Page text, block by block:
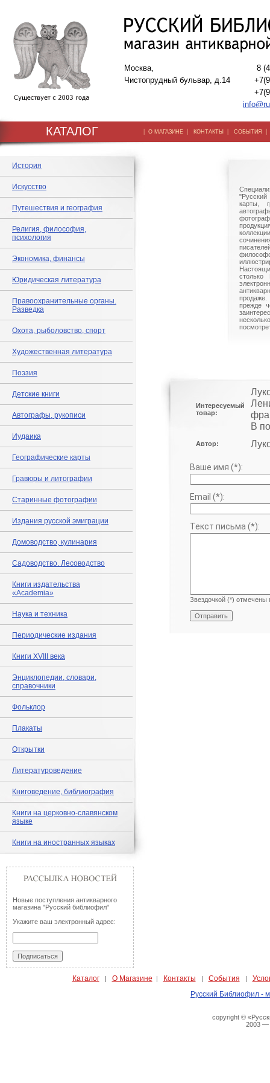
Москва,
Чистопрудный бульвар, д.14
8
КАТАЛОГ | О МАГАЗИНЕ | КОНТАКТЫ | СОБЫТИЯ
История
Искусство
Путешествия и география
Религия, философия,
психология
Экономика, финансы
Юридическая литература
Правоохранительные органы.
Разведка
Охота, рыболовство, спорт
Художественная литература
Поэзия
Детские книги
Автографы, рукописи
Иудаика
Географические карты
Гравюры и литографии
Старинные фотографии
Издания русской эмиграции
Домоводство, кулинария
Садоводство. Лесоводство
Книги издательства
«Academia»
Наука и техника
Периодические издания
Книги XVIII века
Энциклопедии, словари,
справочники
Фольклор
Плакаты
Открытки
Литературоведение
Книговедение, библиография
Книги на церковно-славянском
языке
Книги на иностранных языках
Новые поступления антикварного
магазина "Русский библиофил"
Укажите ваш электронный адрес:
"Русский
карты,
столько
прежде
Интересуемый
товар:
В
Автор:
Ваше имя (*):
Email (*):
Текст письма (*):
Звездочкой (*) отмечены
Каталог| О Магазине | Контакты | События |
Русский Библиофил -
copyright ©
2003 —